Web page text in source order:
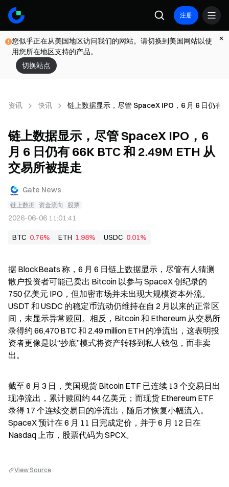
注册
您似乎正在从美国地区访问我们的网站。请切换到美国网站以使
用您所在地区支持的产品。
切换站点
资讯 快讯 链上数据显示，尽管 SpaceX IPO，6 月 6 日仍有
链上数据显示，尽管 SpaceX IPO，6
月 6 日仍有 66K BTC 和 2.49M ETH 从
交易所被提走
Gate News
链上数据 资金流向 股票
2026-06-06 11:01:41
BTC 0.76% ETH 1.98% USDC 0.01%
据 BlockBeats 称，6 月 6 日链上数据显示，尽管有人猜测
散户投资者可能已卖出 Bitcoin 以参与 SpaceX 创纪录的
750 亿美元 IPO，但加密市场并未出现大规模资本外流。
USDT 和 USDC 的稳定币流动仍维持在自 2 月以来的正常区
间，未显示异常赎回。相反，Bitcoin 和 Ethereum 从交易所
录得约 66,470 BTC 和 2.49 million ETH 的净流出，这表明投
资者更像是以“抄底”模式将资产转移到私人钱包，而非卖
出。
截至 6 月 3 日，美国现货 Bitcoin ETF 已连续 13 个交易日出
现净流出，累计赎回约 44 亿美元；而现货 Ethereum ETF
录得 17 个连续交易日的净流出，随后才恢复小幅流入。
SpaceX 预计在 6 月 11 日完成定价，并于 6 月 12 日在
Nasdaq 上市，股票代码为 SPCX。
View Source